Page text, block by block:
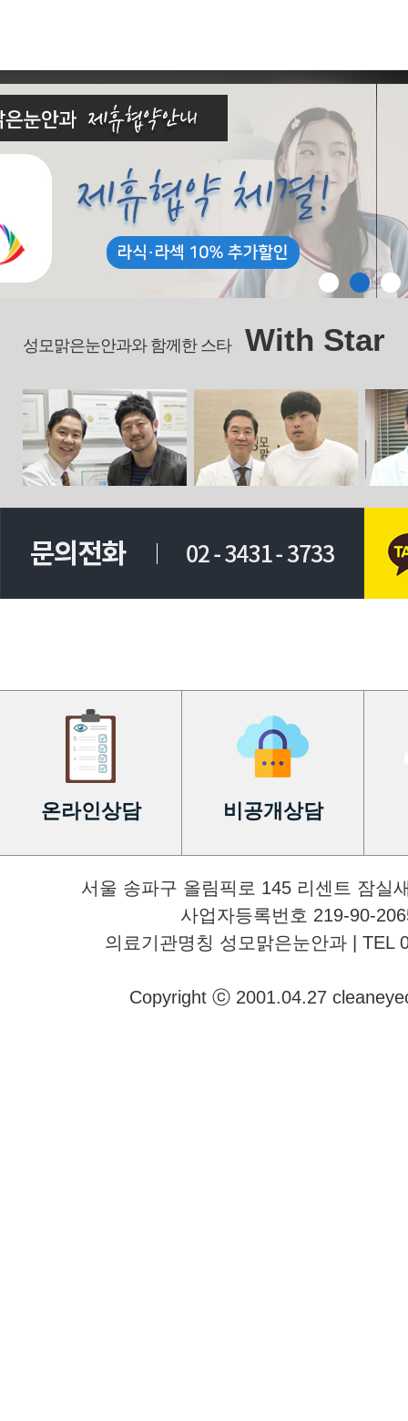
성모맑은눈안과와 함께한 스타 With Star
온라인상담 비공개상담
서울 송파구 올림픽로 145 리센트 잠실
사업자등록번호 219-90-
의료기관명칭 성모맑은눈안과 | TEL
Copyright ⓒ 2001.04.27